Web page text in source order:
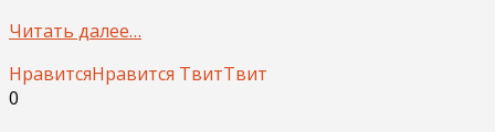
Читать далее…
НравитсяНравится ТвитТвит
0